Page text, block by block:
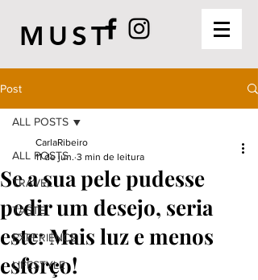
MUST
Post
ALL POSTS
TRAVEL
TASTE
EXPERIENCE
LIFESTYLE
ALL POSTS
Se a sua pele pudesse
pedir um desejo, seria
este: Mais luz e menos
esforço!
CarlaRibeiro
11 de jun. 3 min de leitura